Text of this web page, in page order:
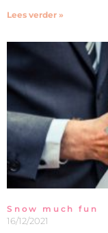
Lees verder »
Snow much fun
16/12/2021